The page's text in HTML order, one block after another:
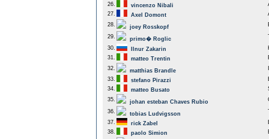
26.
vincenzo Nibali
27.
Axel Domont
28.
joey Rosskopf
29.
primo� Roglic
30.
Ilnur Zakarin
31.
matteo Trentin
32.
matthias Brandle
33.
stefano Pirazzi
34.
matteo Busato
35.
johan esteban Chaves Rubio
36.
tobias Ludvigsson
37.
rick Zabel
38.
paolo Simion